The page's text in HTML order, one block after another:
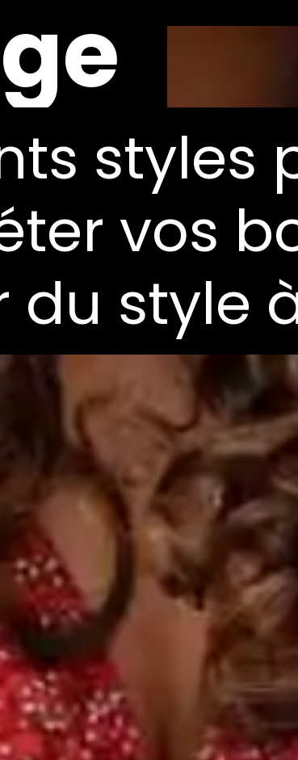
styles
vos
du style
styles
vos
du style